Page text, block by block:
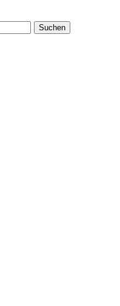
Suchen